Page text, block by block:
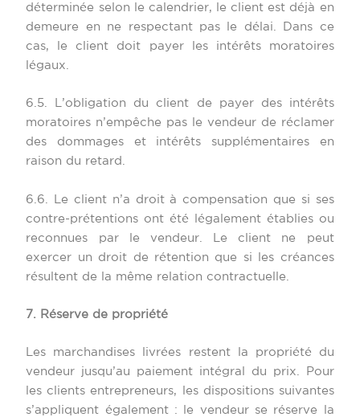
déterminée selon le calendrier, le client est déjà en
demeure en ne respectant pas le délai. Dans ce
cas, le client doit payer les intérêts moratoires
légaux.
6.5. L’obligation du client de payer des intérêts
moratoires n’empêche pas le vendeur de réclamer
des dommages et intérêts supplémentaires en
raison du retard.
6.6. Le client n’a droit à compensation que si ses
contre-prétentions ont été légalement établies ou
reconnues par le vendeur. Le client ne peut
exercer un droit de rétention que si les créances
résultent de la même relation contractuelle.
7. Réserve de propriété
Les marchandises livrées restent la propriété du
vendeur jusqu’au paiement intégral du prix. Pour
les clients entrepreneurs, les dispositions suivantes
s’appliquent également : le vendeur se réserve la